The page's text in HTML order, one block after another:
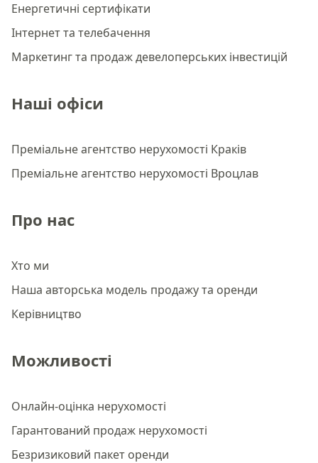
Енергетичні сертифікати
Інтернет та телебачення
Маркетинг та продаж девелоперських інвестицій
Наші офіси
Преміальне агентство нерухомості Краків
Преміальне агентство нерухомості Вроцлав
Про нас
Хто ми
Наша авторська модель продажу та оренди
Керівництво
Можливості
Онлайн-оцінка нерухомості
Гарантований продаж нерухомості
Безризиковий пакет оренди